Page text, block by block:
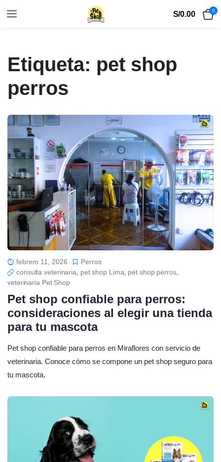
S/0.00 0
Etiqueta: pet shop
perros
febrero 11, 2026
Perros
consulta veterinaria pet shop Lima pet shop perros,
veterinaria Pet Shop
Pet shop confiable para perros:
consideraciones al elegir una tienda
para tu mascota
Pet shop confiable para perros en Miraflores con servicio de
veterinaria. Conoce cómo se compone un pet shop seguro para
tu mascota.